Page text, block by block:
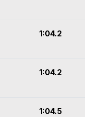
1:04.2
1:04.2
1:04.5